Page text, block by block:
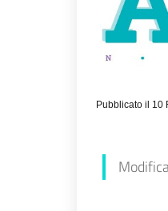
Pubblicato il 10